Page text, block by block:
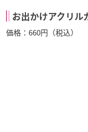
お出かけアクリル
価格：660円（税込）